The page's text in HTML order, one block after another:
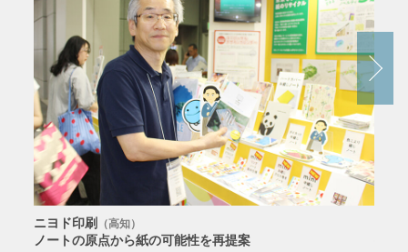
ニヨド印刷 （高知）
ノートの原点から紙の可能性を再提案